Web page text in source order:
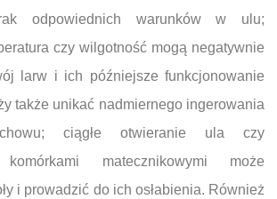
odpowiednich warunków w ulu;
czy wilgotność mogą negatywnie
larw i ich późniejsze funkcjonowanie
także unikać nadmiernego ingerowania
ciągłe otwieranie ula czy
komórkami matecznikowymi może
i prowadzić do ich osłabienia. Również